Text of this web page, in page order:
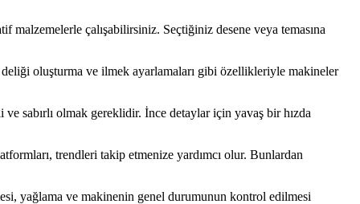
çalışabilirsiniz. Seçtiğiniz desene veya temasına
oluşturma ve ilmek ayarlamaları gibi özellikleriyle makineler
sabırlı olmak gereklidir. İnce detaylar için yavaş bir hızda
trendleri takip etmenize yardımcı olur. Bunlardan
yağlama ve makinenin genel durumunun kontrol edilmesi